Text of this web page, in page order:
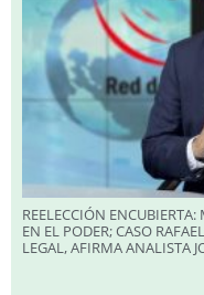
REELECCIÓN
EN EL PODER; CASO
LEGAL, AFIRMA ANALISTA